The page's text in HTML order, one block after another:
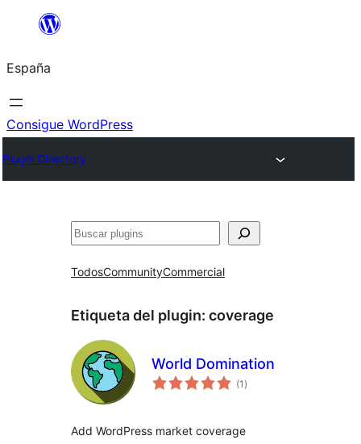
Saltar
contenido
España
Consigue WordPress
Plugin Directory
Buscar
TodosCommunityCommercial
Etiqueta del plugin: coverage
World Domination
(1 valoraciones
en
)
Add WordPress market coverage